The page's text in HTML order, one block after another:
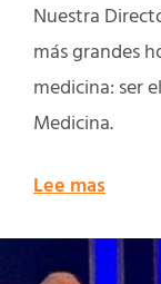
Nuestra
más grandes
medicina: ser
Medicina.
Lee mas